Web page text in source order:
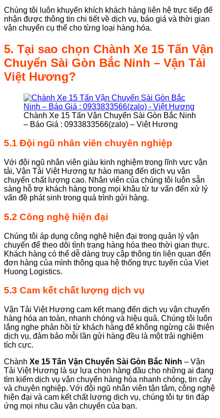
Chúng tôi luôn khuyến khích khách hàng liên hệ trực tiếp để
nhận được thông tin chi tiết về dịch vụ, báo giá và thời gian
vận chuyển cụ thể cho từng loại hàng hóa.
5. Tại sao chọn Chành Xe 15 Tấn Vận
Chuyển Sài Gòn Bắc Ninh – Vận Tải
Việt Hương?
Chành Xe 15 Tấn Vận Chuyển Sài Gòn Bắc Ninh
– Báo Giá : 0933833566(zalo) – Việt Hương
5.1 Đội ngũ nhân viên chuyên nghiệp
Với đội ngũ nhân viên giàu kinh nghiệm trong lĩnh vực vận
tải, Vận Tải Việt Hương tự hào mang đến dịch vụ vận
chuyển chất lượng cao. Nhân viên của chúng tôi luôn sẵn
sàng hỗ trợ khách hàng trong mọi khâu từ tư vấn đến xử lý
vấn đề phát sinh trong quá trình gửi hàng.
5.2 Công nghệ hiện đại
Chúng tôi áp dụng công nghệ hiện đại trong quản lý vận
chuyển để theo dõi tình trạng hàng hóa theo thời gian thực.
Khách hàng có thể dễ dàng truy cập thông tin liên quan đến
đơn hàng của mình thông qua hệ thống trực tuyến của Viet
Huong Logistics.
5.3 Cam kết chất lượng dịch vụ
Vận Tải Việt Hương cam kết mang đến dịch vụ vận chuyển
hàng hóa an toàn, nhanh chóng và hiệu quả. Chúng tôi luôn
lắng nghe phản hồi từ khách hàng để không ngừng cải thiện
dịch vụ, đảm bảo mỗi lần gửi hàng đều là một trải nghiệm
tích cực.
Chành Xe 15 Tấn Vận Chuyển Sài Gòn Bắc Ninh – Vận
Tải Việt Hương là sự lựa chọn hàng đầu cho những ai đang
tìm kiếm dịch vụ vận chuyển hàng hóa nhanh chóng, tin cậy
và chuyên nghiệp. Với đội ngũ nhân viên tận tâm, công nghệ
hiện đại và cam kết chất lượng dịch vụ, chúng tôi tự tin đáp
ứng mọi nhu cầu vận chuyển của bạn.